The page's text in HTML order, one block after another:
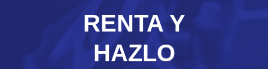
RENTA Y
HAZLO